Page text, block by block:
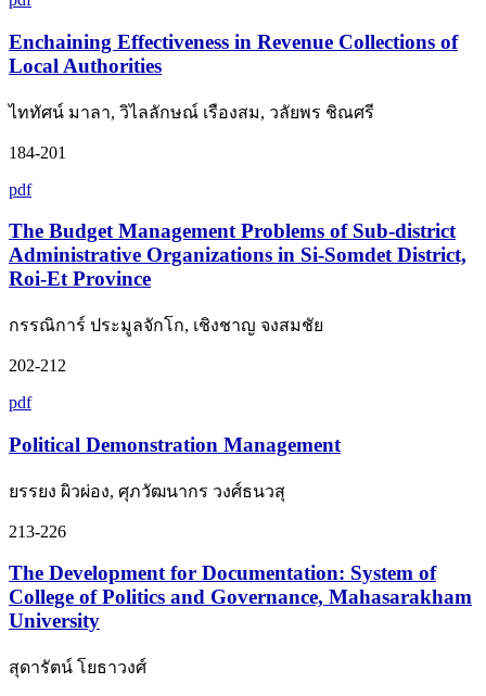
Enchaining Effectiveness in Revenue Collections of
Local Authorities
ไททัศน์ มาลา, วิไลลักษณ์ เรืองสม, วลัยพร ชิณศรี
184-201
pdf
The Budget Management Problems of Sub-district
Administrative Organizations in Si-Somdet District,
Roi-Et Province
กรรณิการ์ ประมูลจักโก, เชิงชาญ จงสมชัย
202-212
pdf
Political Demonstration Management
ยรรยง ผิวผ่อง, ศุภวัฒนากร วงศ์ธนวสุ
213-226
The Development for Documentation: System of
College of Politics and Governance, Mahasarakham
University
สุดารัตน์ โยธาวงศ์